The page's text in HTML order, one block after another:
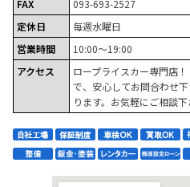
FAX
093-693-2527
定休日
毎週水曜日
営業時間
10:00～19:00
アクセス
ロープライスカー専門店
で、安心してお問合わせ
ります。お気軽にご相談下